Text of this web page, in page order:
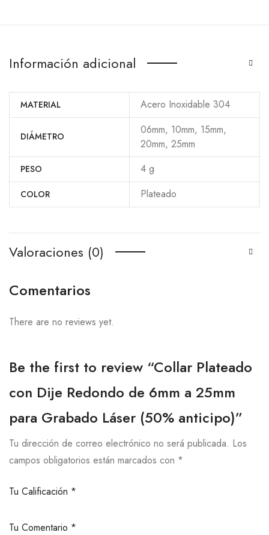
Información adicional
MATERIAL Acero Inoxidable 304
DIÁMETRO
06mm, 10mm, 15mm,
20mm, 25mm
PESO 4 g
COLOR Plateado
Valoraciones (0)
Comentarios
There are no reviews yet.
Be the first to review “Collar Plateado
con Dije Redondo de 6mm a 25mm
para Grabado Láser (50% anticipo)”
Tu dirección de correo electrónico no será publicada. Los
campos obligatorios están marcados con *
Tu Calificación *
Tu Comentario *